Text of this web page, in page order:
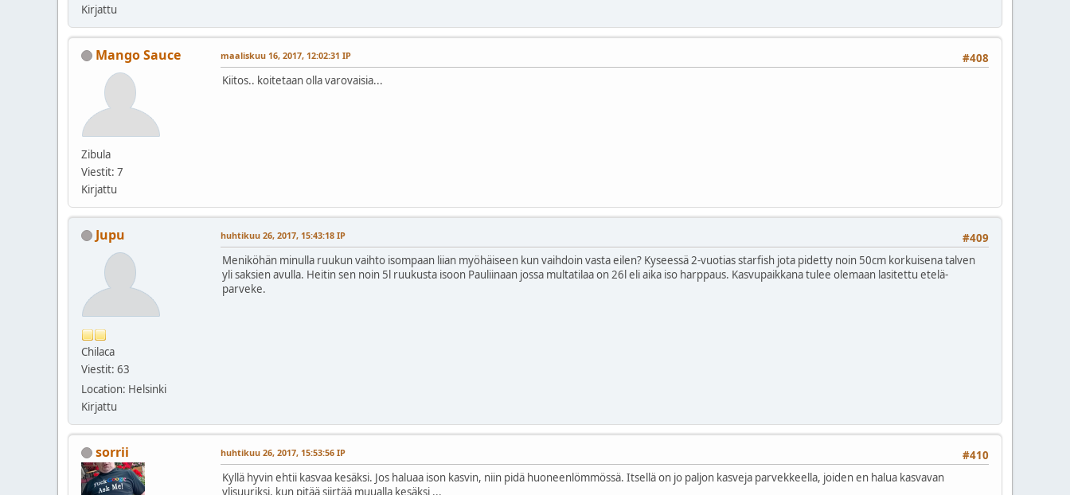
Kirjattu
Mango Sauce
Zibula
Viestit: 7
Kirjattu
#408
maaliskuu 16, 2017, 12:02:31 IP
Kiitos.. koitetaan olla varovaisia...
Jupu
Chilaca
Viestit: 63
Location: Helsinki
Kirjattu
#409
huhtikuu 26, 2017, 15:43:18 IP
Meniköhän minulla ruukun vaihto isompaan liian myöhäiseen kun vaihdoin vasta eilen? Kyseessä 2-vuotias starfish jota pidetty noin 50cm korkuisena talven
yli saksien avulla. Heitin sen noin 5l ruukusta isoon Pauliinaan jossa multatilaa on 26l eli aika iso harppaus. Kasvupaikkana tulee olemaan lasitettu etelä-
parveke.
sorrii #410
huhtikuu 26, 2017, 15:53:56 IP
Kyllä hyvin ehtii kasvaa kesäksi. Jos haluaa ison kasvin, niin pidä huoneenlömmössä. Itsellä on jo paljon kasveja parvekkeella, joiden en halua kasvavan
ylisuuriksi, kun pitää siirtää muualla kesäksi ...